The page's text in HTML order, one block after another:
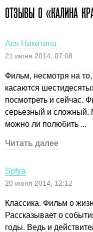
ОТЗЫВЫ О «КАЛИНА
Ася Никитина
21 июня 2014, 07:08
Фильм, несмотря на
касаются
посмотреть и сейчас.
серьезный и сложный.
можно ли полюбить ...
Читать далее
Sofya
20 июня 2014, 12:12
Классика. Фильм о
Рассказывает о
годы. Ведь и